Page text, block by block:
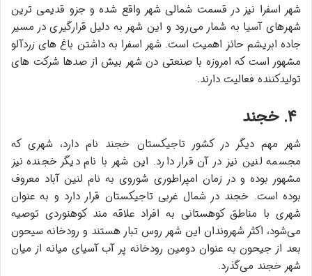
شهر اسفرا نیز در قسمت شمالی شهر واقع شده و جزو قدیمی ترین
شهرهای آسیا به شمار می‌رود و این شهر به دلیل قرارگیری در مسیر
جاده ابریشم حائز اهمیت است. شهر اسفرا به داشتن باغ های زردآلو
مشهور است که امروزه با صنعتی دن شهر بیش از صدها شرکت های
تولیدکننده فعالیت دارند.
۴. خجند
شهر مهم دیگر در کشور تاجیکستان خجند نام دارد، شهری که
مجسمه‌ لنین نیز در آن قرار دارد. این شهر با نام دیگر خجنده نیز
مشهور بوده و در زمان امپراطوری شوروی به نام لنین‌ آباد معروف
بوده است. خجند در شمال غربی تاجیکستان قرار دارد و به عنوان
شهری با مناطق کوهستانی به افراد علاقه مند کوهنوردی توصیه
می‌شود، اکثر شهروندان این شهر روس‌ تبار هستند و رودخانه سیحون
بعد از جیحون به عنوان دومین رودخانه پر آب آسیای میانه از میان
شهر خجند می‌گذرد.